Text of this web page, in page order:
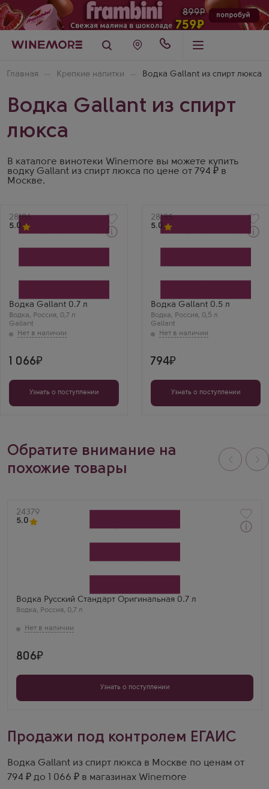
Главная Крепкие напитки Водка Gallant из спирт люкса
Водка Gallant из спирт
люкса
В каталоге винотеки Winemore вы можете купить
водку Gallant из спирт люкса по цене от 794 ₽ в
Москве.
Артикул
28186
5.0
Водка Gallant 0.7 л
Водка, Россия, 0,7 л
Gallant
Производитель
Максим Виноградов
Gallant — чистая,
мягкая, без
посторонних нот.
Идеальна для
просто со льдом.
Удивил за такую
1 066
Узнать о поступлении
Артикул
28185
5.0
Водка Gallant 0.5 л
Водка, Россия, 0,5 л
Gallant
Производитель
Андрей А.
Галлант — очень
достойная водка.
Бутылка стильная,
вкус мягкий, спирт
794
Узнать о поступлении
Обратите внимание на
похожие товары
Артикул
24379
5.0
Водка Русский Стандарт Оригинальная 0.7 л
Водка, Россия, 0,7 л
Алекс И.
Стандарт Оригинал 0.7 — классический размер для
806
Узнать о поступлении
Продажи под контролем ЕГАИС
Водка Gallant из спирт люкса в Москве по ценам от
794 ₽ до 1 066 ₽ в магазинах Winemore